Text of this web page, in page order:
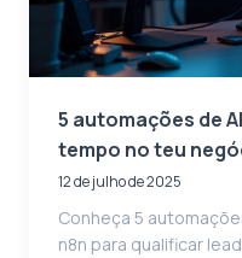
5 automações de
tempo no teu
12 de julho de 2025
Conheça 5
n8n para qualificar